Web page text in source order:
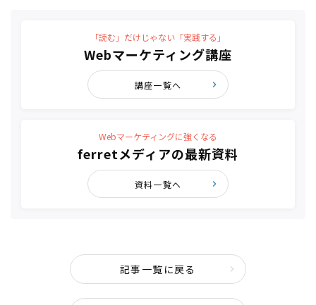
「読む」だけじゃない「実践する」
Webマーケティング講座
講座一覧へ
Webマーケティングに強くなる
ferretメディアの最新資料
資料一覧へ
記事一覧に戻る